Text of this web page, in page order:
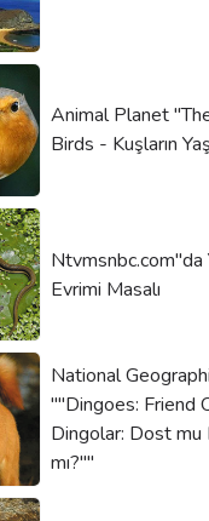
Animal Planet
Birds - Kuşların
Ntvmsnbc.com"da
Evrimi Masalı
National
""Dingoes: Friend
Dingolar: Dost mu
mı?""